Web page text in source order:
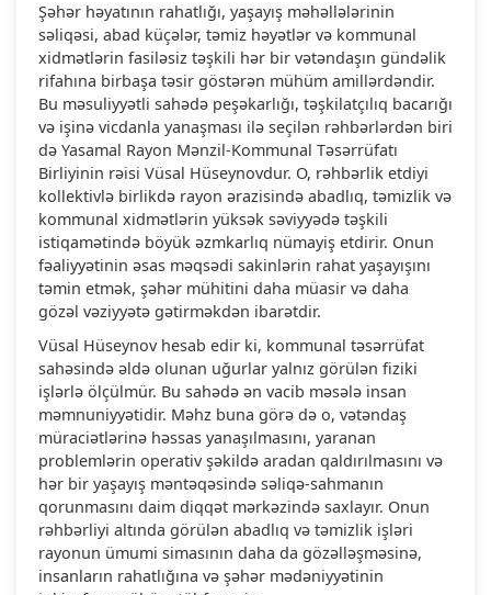
Şəhər həyatının rahatlığı, yaşayış məhəllələrinin
səliqəsi, abad küçələr, təmiz həyətlər və kommunal
xidmətlərin fasiləsiz təşkili hər bir vətəndaşın gündəlik
rifahına birbaşa təsir göstərən mühüm amillərdəndir.
Bu məsuliyyətli sahədə peşəkarlığı, təşkilatçılıq bacarığı
və işinə vicdanla yanaşması ilə seçilən rəhbərlərdən biri
də Yasamal Rayon Mənzil-Kommunal Təsərrüfatı
Birliyinin rəisi Vüsal Hüseynovdur. O, rəhbərlik etdiyi
kollektivlə birlikdə rayon ərazisində abadlıq, təmizlik və
kommunal xidmətlərin yüksək səviyyədə təşkili
istiqamətində böyük əzmkarlıq nümayiş etdirir. Onun
fəaliyyətinin əsas məqsədi sakinlərin rahat yaşayışını
təmin etmək, şəhər mühitini daha müasir və daha
gözəl vəziyyətə gətirməkdən ibarətdir.
Vüsal Hüseynov hesab edir ki, kommunal təsərrüfat
sahəsində əldə olunan uğurlar yalnız görülən fiziki
işlərlə ölçülmür. Bu sahədə ən vacib məsələ insan
məmnuniyyətidir. Məhz buna görə də o, vətəndaş
müraciətlərinə həssas yanaşılmasını, yaranan
problemlərin operativ şəkildə aradan qaldırılmasını və
hər bir yaşayış məntəqəsində səliqə-sahmanın
qorunmasını daim diqqət mərkəzində saxlayır. Onun
rəhbərliyi altında görülən abadlıq və təmizlik işləri
rayonun ümumi simasının daha da gözəlləşməsinə,
insanların rahatlığına və şəhər mədəniyyətinin